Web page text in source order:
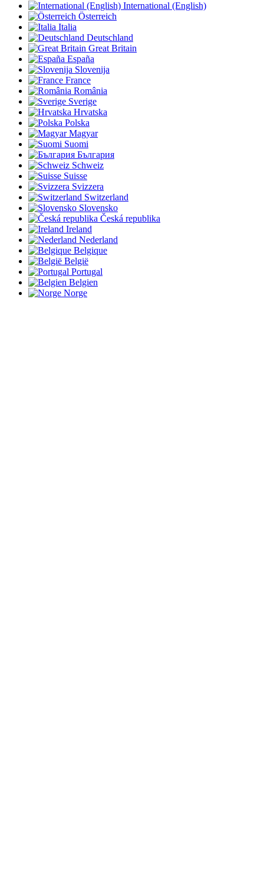
International (English)
Österreich
Italia
Deutschland
Great Britain
España
Slovenija
France
România
Sverige
Hrvatska
Polska
Magyar
Suomi
България
Schweiz
Suisse
Svizzera
Switzerland
Slovensko
Česká republika
Ireland
Nederland
Belgique
België
Portugal
Belgien
Norge